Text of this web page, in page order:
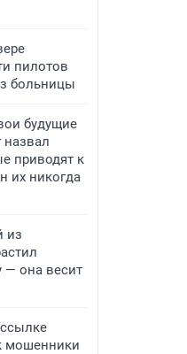
пилотов
больницы
будущие
назвал
приводят к
их никогда
из
— она весит
мошенники